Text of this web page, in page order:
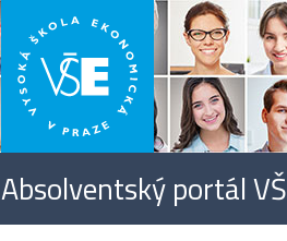
Absolventský portál